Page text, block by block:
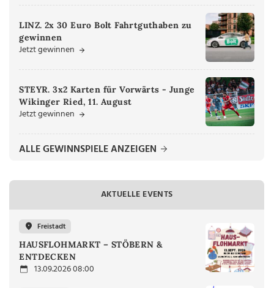
LINZ. 2x 30 Euro Bolt Fahrtguthaben zu
gewinnen
Jetzt gewinnen
STEYR. 3x2 Karten für Vorwärts - Junge
Wikinger Ried, 11. August
Jetzt gewinnen
ALLE GEWINNSPIELE ANZEIGEN
AKTUELLE EVENTS
Freistadt
HAUSFLOHMARKT – STÖBERN &
ENTDECKEN
13.09.2026 08:00